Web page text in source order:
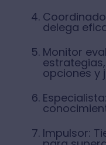
delega
Monitor
opciones y
Impulsor: